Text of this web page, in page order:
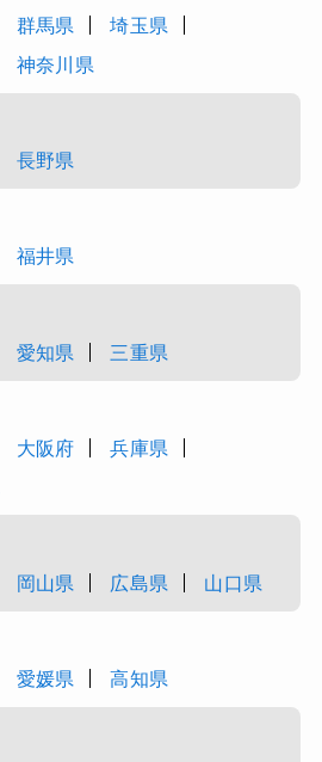
群馬県
埼玉県
神奈川県
長野県
福井県
愛知県 三重県
大阪府
兵庫県
岡山県 広島県 山口県
愛媛県 高知県